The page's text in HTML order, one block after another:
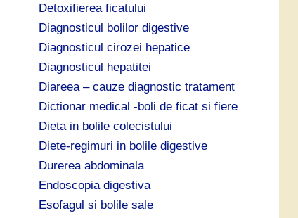
Detoxifierea ficatului
Diagnosticul bolilor digestive
Diagnosticul cirozei hepatice
Diagnosticul hepatitei
Diareea – cauze diagnostic tratament
Dictionar medical -boli de ficat si fiere
Dieta in bolile colecistului
Diete-regimuri in bolile digestive
Durerea abdominala
Endoscopia digestiva
Esofagul si bolile sale